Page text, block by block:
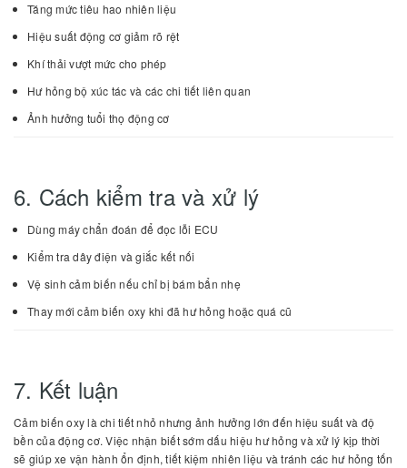
Tăng mức tiêu hao nhiên liệu
Hiệu suất động cơ giảm rõ rệt
Khí thải vượt mức cho phép
Hư hỏng bộ xúc tác và các chi tiết liên quan
Ảnh hưởng tuổi thọ động cơ
6. Cách kiểm tra và xử lý
Dùng máy chẩn đoán để đọc lỗi ECU
Kiểm tra dây điện và giắc kết nối
Vệ sinh cảm biến nếu chỉ bị bám bẩn nhẹ
Thay mới cảm biến oxy khi đã hư hỏng hoặc quá cũ
7. Kết luận
Cảm biến oxy là chi tiết nhỏ nhưng ảnh hưởng lớn đến hiệu suất và độ
bền của động cơ. Việc nhận biết sớm dấu hiệu hư hỏng và xử lý kịp thời
sẽ giúp xe vận hành ổn định, tiết kiệm nhiên liệu và tránh các hư hỏng tốn